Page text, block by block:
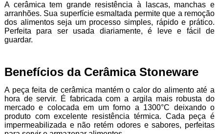
A cerâmica tem grande resistência à lascas, manchas e
arranhões. Sua superfície esmaltada permite que a remoção
dos alimentos seja um processo simples, rápido e prático.
Perfeita para ser usada diariamente, é leve e fácil de
guardar.
Benefícios da Cerâmica Stoneware
A peça feita de cerâmica mantém o calor do alimento até a
hora de servir. É fabricada com a argila mais robusta do
mercado e colocada em um forno a 1300°C deixando o
produto com excelente resistência térmica. Cada peça é
impermeabilizada e não retém odores e sabores, perfeitas